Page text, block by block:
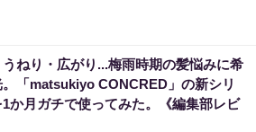
うねり・広がり...梅雨時期の髪悩みに希
「matsukiyo CONCRED」の新シリ
1か月ガチで使ってみた。《編集部レビ